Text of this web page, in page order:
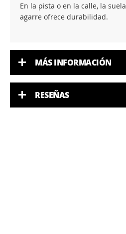
En la pista o en la calle, la suela
agarre ofrece durabilidad.
MÁS INFORMACIÓN
RESEÑAS